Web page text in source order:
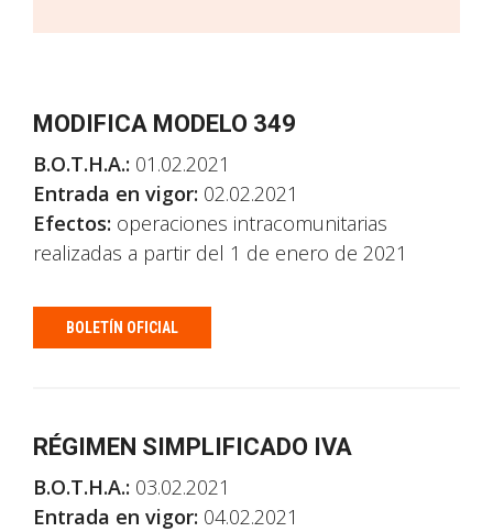
MODIFICA MODELO 349
B.O.T.H.A.: 01.02.2021
Entrada en vigor: 02.02.2021
Efectos: operaciones intracomunitarias
realizadas a partir del 1 de enero de 2021
BOLETÍN OFICIAL
RÉGIMEN SIMPLIFICADO IVA
B.O.T.H.A.: 03.02.2021
Entrada en vigor: 04.02.2021